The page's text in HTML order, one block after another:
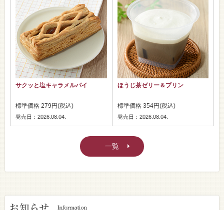
サクッと塩キャラメルパイ
標準価格 279円(税込)
発売日：2026.08.04.
ほうじ茶ゼリー＆プリン
標準価格 354円(税込)
発売日：2026.08.04.
一覧